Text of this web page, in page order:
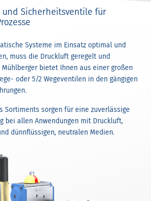
und Sicherheitsventile für
Systeme im Einsatz optimal und
muss die Druckluft geregelt und
bietet Ihnen aus einer großen
oder 5/2 Wegeventilen in den gängigen
Sortiments sorgen für eine zuverlässige
bei allen Anwendungen mit Druckluft,
dünnflüssigen, neutralen Medien.